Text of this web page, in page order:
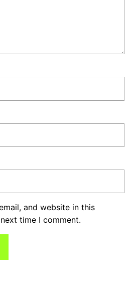
and website in this
time I comment.